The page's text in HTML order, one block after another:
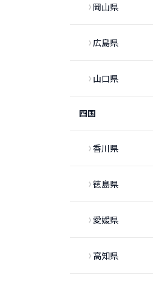
岡山県
広島県
山口県
四国
香川県
徳島県
愛媛県
高知県